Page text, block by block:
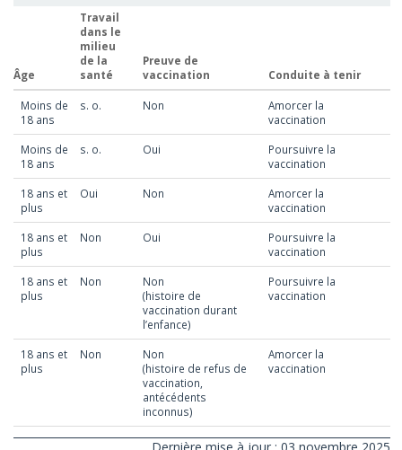
Âge
Travail
dans le
milieu
de la
santé
Preuve de
vaccination
Conduite à tenir
Moins de
18 ans
s. o. Non
Amorcer la
vaccination
Moins de
18 ans
s. o. Oui
Poursuivre la
vaccination
18 ans et
plus
Oui Non
Amorcer la
vaccination
18 ans et
plus
Non Oui
Poursuivre la
vaccination
18 ans et
plus
Non
Non
(histoire de
vaccination durant
l’enfance)
Poursuivre la
vaccination
18 ans et
plus
Non
Non
(histoire de refus de
vaccination,
antécédents
inconnus)
Amorcer la
vaccination